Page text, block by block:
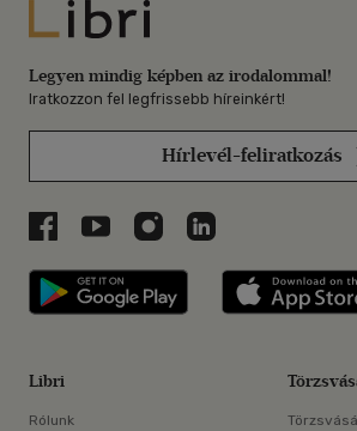
Libri
Legyen mindig képben az irodalommal!
Iratkozzon fel legfrissebb híreinkért!
Hírlevél-feliratkozás
Libri a Facebookon
Libri a Youtube-on
Libri az Instagramon
Libri a
Libri applikáció
Libri
Rólunk